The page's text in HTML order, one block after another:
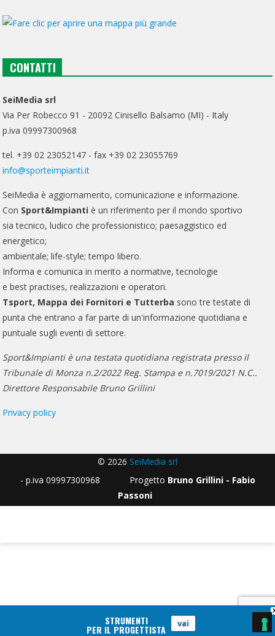
CONTATTI
SeiMedia srl
Via Per Robecco 91 - 20092 Cinisello Balsamo (MI) - Italy
p.iva 09997300968
tel. +39 02 23052147 - fax +39 02 23055769
info@sporteimpianti.it
SeiMedia è aggiornamento, comunicazione e informazione.
Con Sport&Impianti è un riferimento per il mondo sportivo
sia tecnico, ludico che professionistico; paesaggistico ed
energetico;
ambientale; life-style; tempo libero.
Informa e comunica in merito a normative, tecnologie
e best practises, realizzazioni e operatori.
Tsport, Mappa dei Fornitori e Tutterba sono tre testate di
punta che entrano a far parte di un'informazione quotidiana e
puntuale sugli eventi di settore.
Sport&Impianti è una testata quotidiana registrata presso il
Tribunale di Monza n.2/2022 Reg. Stampa e n.7019/2021 N.C..
Direttore Responsabile Bruno Grillini
Privacy policy
© 2026 SeiMedia srl
- p.iva 09997300968 Progetto Bruno Grillini - Fabio
Passoni
STRUMENTI
PER IL PROGETTISTA vai